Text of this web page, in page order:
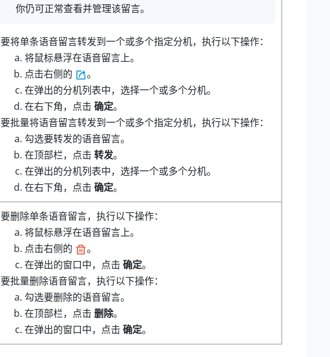
你仍可正常查看并管理该留言。
要将单条语音留言转发到一个或多个指定分机，执行以下操作：
将鼠标悬浮在语音留言上。
点击右侧的
。
在弹出的分机列表中，选择一个或多个分机。
在右下角，点击 确定。
要批量将语音留言转发到一个或多个指定分机，执行以下操作：
勾选要转发的语音留言。
在顶部栏，点击 转发。
在弹出的分机列表中，选择一个或多个分机。
在右下角，点击 确定。
要删除单条语音留言，执行以下操作：
将鼠标悬浮在语音留言上。
点击右侧的
。
在弹出的窗口中，点击 确定。
要批量删除语音留言，执行以下操作：
勾选要删除的语音留言。
在顶部栏，点击 删除。
在弹出的窗口中，点击 确定。